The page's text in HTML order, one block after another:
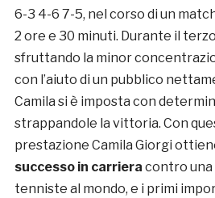
6-3 4-6 7-5, nel corso di un
2 ore e 30 minuti. Durante il
sfruttando la minor
con l’aiuto di un pubblico
Camila si è imposta con
strappandole la vittoria. Con
prestazione Camila Giorgi
successo in carriera contro
tenniste al mondo, e i primi